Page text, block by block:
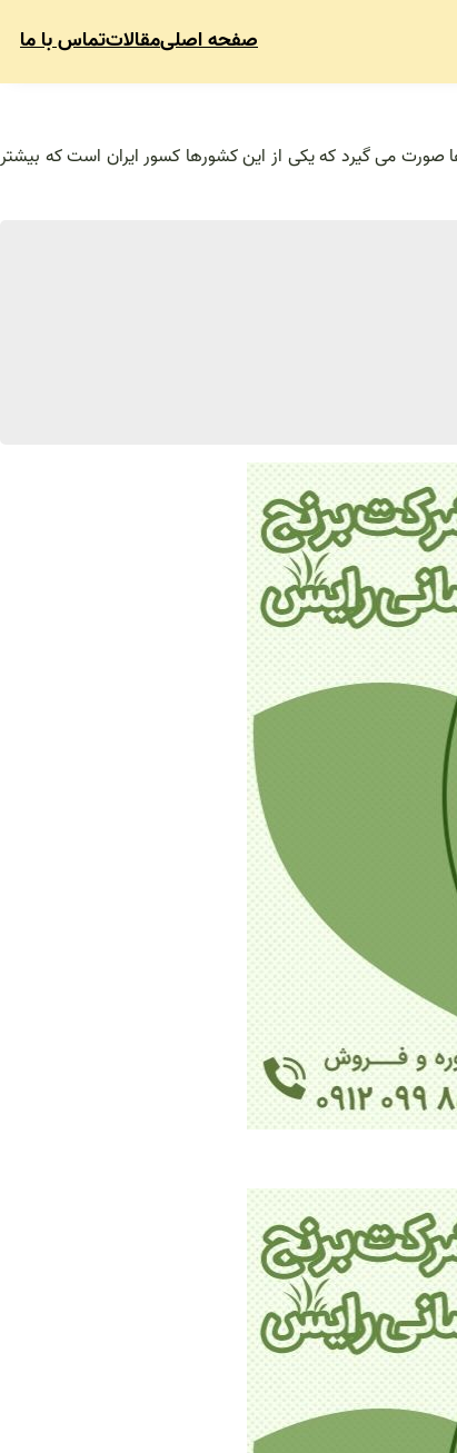
صفحه اصلیمقالاتتماس با ما
صورت می گیرد که یکی از این کشورها کسور ایران است که بیشتر